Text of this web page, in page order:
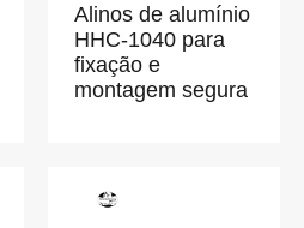
Alinos de alumínio
HHC-1040 para
fixação e
montagem segura